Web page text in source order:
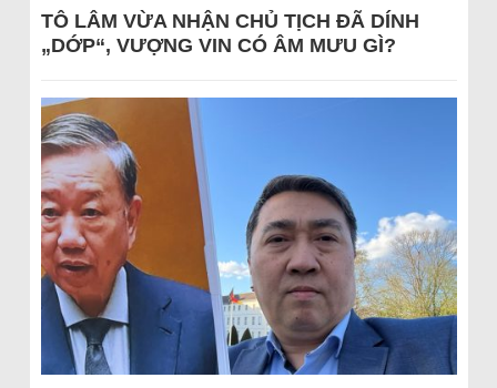
TÔ LÂM VỪA NHẬN CHỦ TỊCH ĐÃ DÍNH
„DỚP“, VƯỢNG VIN CÓ ÂM MƯU GÌ?